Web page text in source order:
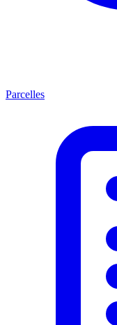
Parcelles